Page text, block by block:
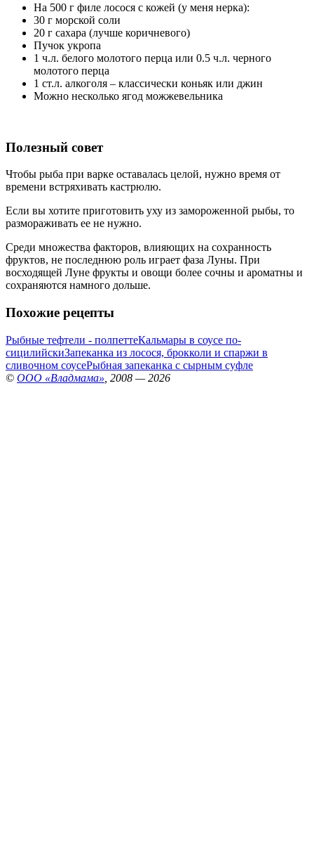
На 500 г филе лосося с кожей (у меня нерка):
30 г морской соли
20 г сахара (лучше коричневого)
Пучок укропа
1 ч.л. белого молотого перца или 0.5 ч.л. черного
молотого перца
1 ст.л. алкоголя – классически коньяк или джин
Можно несколько ягод можжевельника
Полезный совет
Чтобы рыба при варке оставалась целой, нужно время от
времени встряхивать кастрюлю.
Если вы хотите приготовить уху из замороженной рыбы, то
размораживать ее не нужно.
Среди множества факторов, влияющих на сохранность
фруктов, не последнюю роль играет фаза Луны. При
восходящей Луне фрукты и овощи более сочны и ароматны и
сохраняются намного дольше.
Похожие рецепты
Рыбные тефтели - полпеттеКальмары в соусе по-
сицилийскиЗапеканка из лосося, брокколи и спаржи в
сливочном соусеРыбная запеканка с сырным суфле
© ООО «Владмама» , 2008 — 2026